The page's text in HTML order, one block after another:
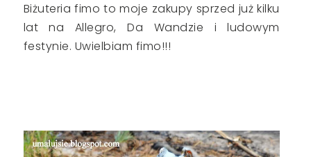
Biżuteria fimo to moje zakupy sprzed już kilku
lat na Allegro, Da Wandzie i ludowym
festynie. Uwielbiam fimo!!!